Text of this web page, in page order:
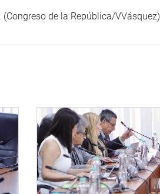
de la República/VVásquez)